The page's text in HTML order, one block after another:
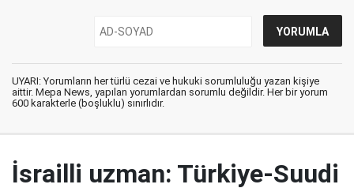
UYARI: Yorumların her türlü cezai ve hukuki sorumluluğu yazan kişiye
aittir. Mepa News, yapılan yorumlardan sorumlu değildir. Her bir yorum
600 karakterle (boşluklu) sınırlıdır.
İsrailli uzman: Türkiye-Suudi